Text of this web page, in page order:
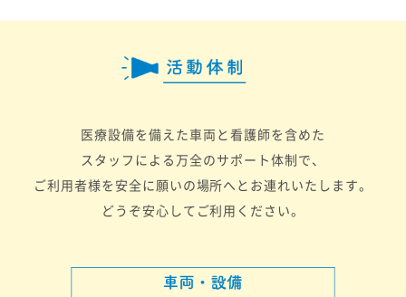
医療設備を備えた車両と看護師を含めた
スタッフによる万全のサポート体制で、
ご利用者様を安全に願いの場所へとお連れいたします。
どうぞ安心してご利用ください。